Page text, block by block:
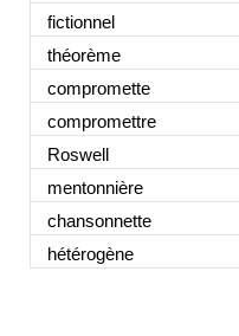
fictionnel
théorème
compromette
compromettre
Roswell
mentonnière
chansonnette
hétérogène